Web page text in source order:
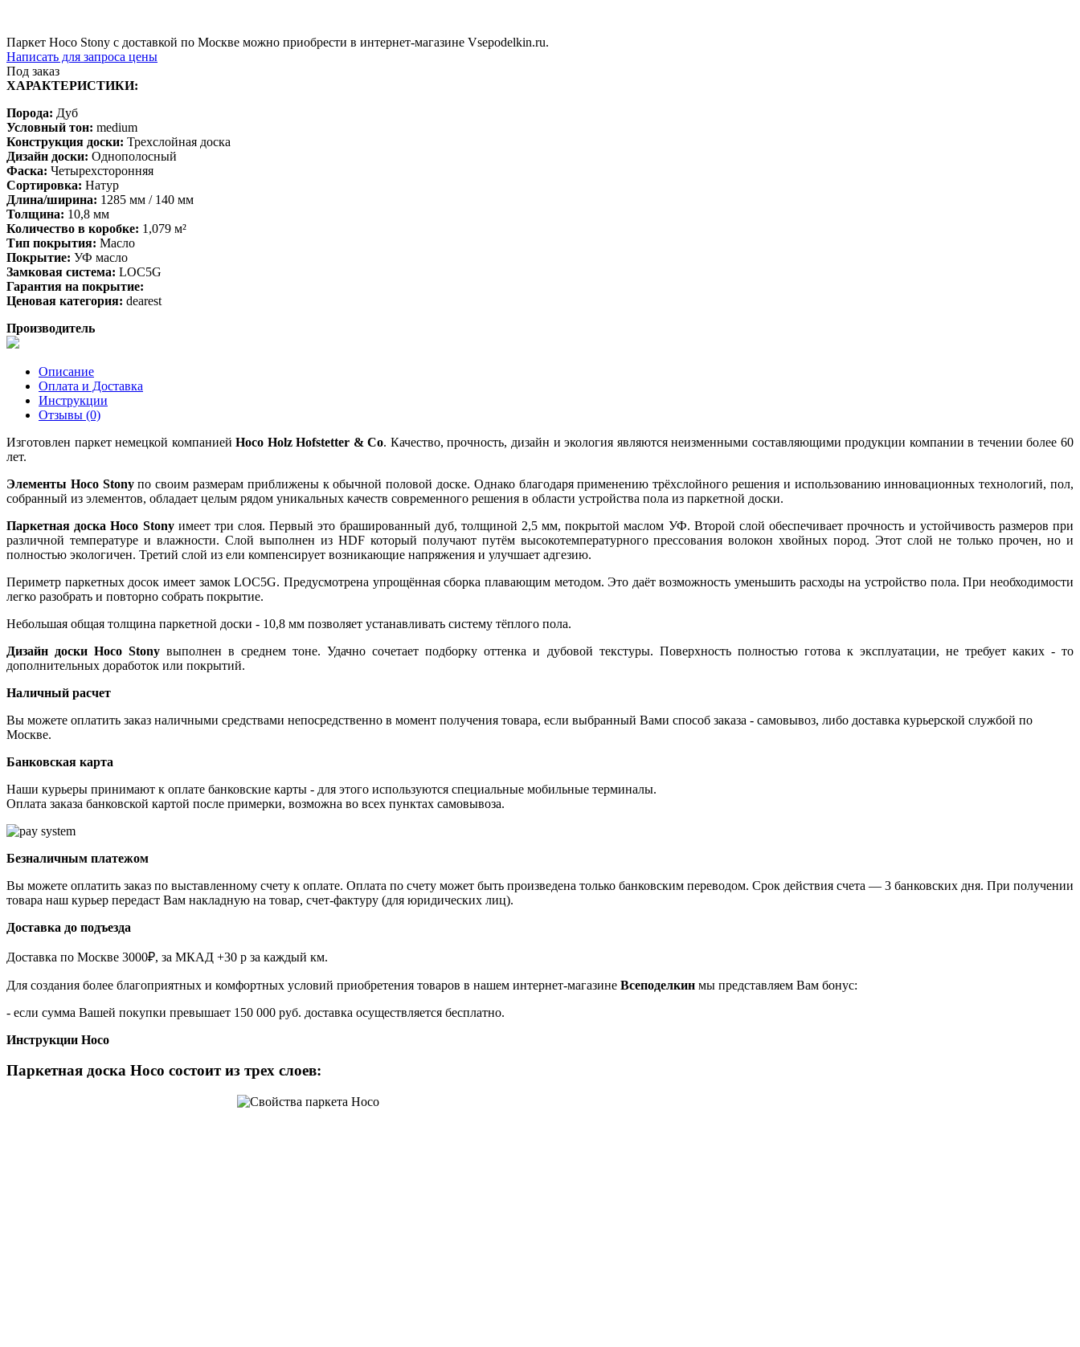
Паркет Hoco Stony с доставкой по Москве можно приобрести в интернет-магазине Vsepodelkin.ru.
Написать для запроса цены
Под заказ
ХАРАКТЕРИСТИКИ:
Порода: Дуб
Условный тон: medium
Конструкция доски: Трехслойная доска
Дизайн доски: Однополосный
Фаска: Четырехсторонняя
Сортировка: Натур
Длина/ширина: 1285 мм / 140 мм
Толщина: 10,8 мм
Количество в коробке: 1,079 м²
Тип покрытия: Масло
Покрытие: УФ масло
Замковая система: LOC5G
Гарантия на покрытие:
Ценовая категория: dearest
Производитель
Описание
Оплата и Доставка
Инструкции
Отзывы (0)
Изготовлен паркет немецкой компаниейHoco Holz Hofstetter & Co. Качество, прочность, дизайн и экология являются неизменными составляющими продукции компании в течении более 60
лет.
Элементы Hoco Stonyпо своим размерам приближены к обычной половой доске. Однако благодаря применению трёхслойного решения и использованию инновационных технологий, пол,
собранный из элементов, обладает целым рядом уникальных качеств современного решения в области устройства пола из паркетной доски.
Паркетная доска Hoco Stonyимеет три слоя. Первый это брашированный дуб, толщиной 2,5 мм, покрытой маслом УФ. Второй слой обеспечивает прочность и устойчивость размеров при
различной температуре и влажности. Слой выполнен из HDF который получают путём высокотемпературного прессования волокон хвойных пород. Этот слой не только прочен, но и
полностью экологичен. Третий слой из ели компенсирует возникающие напряжения и улучшает адгезию.
Периметр паркетных досок имеет замок LOC5G. Предусмотрена упрощённая сборка плавающим методом. Это даёт возможность уменьшить расходы на устройство пола. При необходимости
легко разобрать и повторно собрать покрытие.
Небольшая общая толщина паркетной доски - 10,8 мм позволяет устанавливать систему тёплого пола.
Дизайн доски Hoco Stony выполнен в среднем тоне. Удачно сочетает подборку оттенка и дубовой текстуры. Поверхность полностью готова к эксплуатации, не требует каких - то
дополнительных доработок или покрытий.
Наличный расчет
Вы можете оплатить заказ наличными средствами непосредственно в момент получения товара, если выбранный Вами способ заказа - самовывоз, либо доставка курьерской службой по
Москве.
Банковская карта
Наши курьеры принимают к оплате банковские карты - для этого используются специальные мобильные терминалы.
Оплата заказа банковской картой после примерки, возможна во всех пунктах самовывоза.
Безналичным платежом
Вы можете оплатить заказ по выставленному счету к оплате. Оплата по счету может быть произведена только банковским переводом. Срок действия счета — 3 банковских дня. При получении
товара наш курьер передаст Вам накладную на товар, счет-фактуру (для юридических лиц).
Доставка до подъезда
Доставка по Москве 3000₽, за МКАД +30 р за каждый км.
Для создания более благоприятных и комфортных условий приобретения товаров в нашем интернет-магазине Всеподелкин мы представляем Вам бонус:
- если сумма Вашей покупки превышает 150 000 руб. доставка осуществляется бесплатно.
Инструкции Hoco
Паркетная доска Hoco состоит из трех слоев: